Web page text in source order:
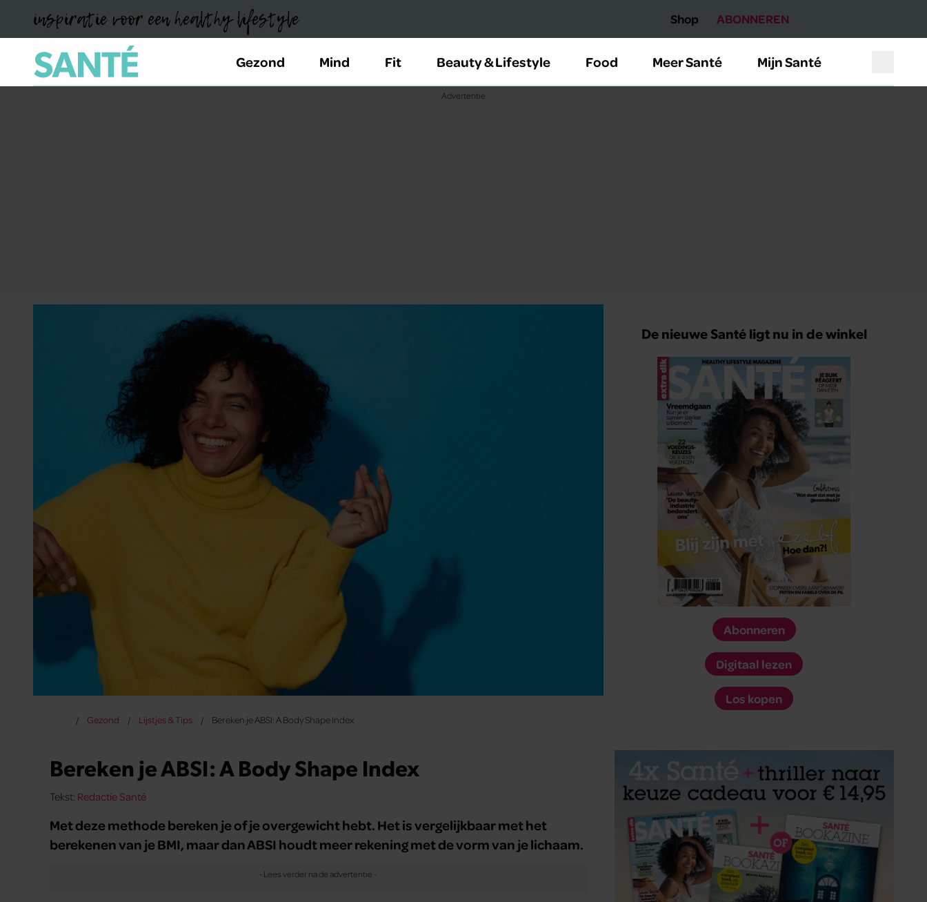
inspiratie voor een healthy lifestyle Shop ABONNEREN
Gezond Mind Fit Beauty & Lifestyle Food Meer Santé Mijn Santé
Gezond Lijstjes & Tips Bereken je ABSI: A Body Shape Index
Bereken je ABSI: A Body Shape Index
Tekst: Redactie Santé
Met deze methode bereken je of je overgewicht hebt. Het is vergelijkbaar met het
berekenen van je BMI, maar dan ABSI houdt meer rekening met de vorm van je lichaam.
De nieuwe Santé ligt nu in de winkel
Abonneren
Digitaal lezen
Los kopen